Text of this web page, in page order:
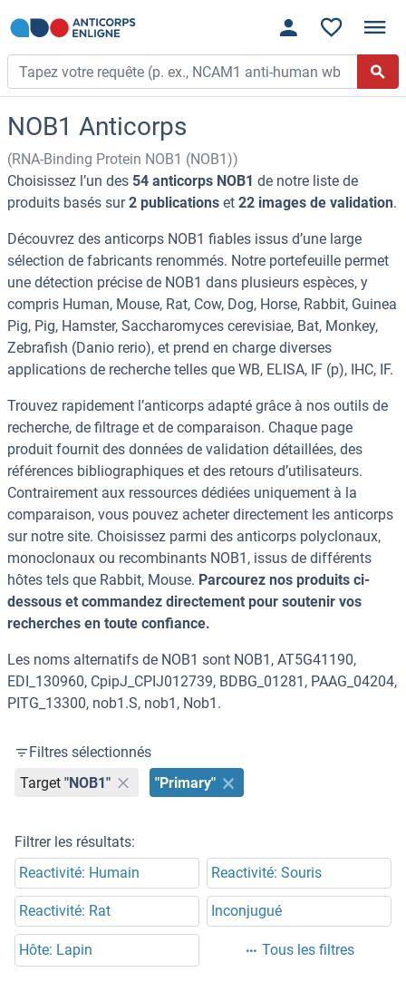
NOB1 Anticorps
(RNA-Binding Protein NOB1 (NOB1))
Choisissez l’un des 54 anticorps NOB1 de notre liste de
produits basés sur2 publications et 22 images de validation.
Découvrez des anticorps NOB1 fiables issus d’une large
sélection de fabricants renommés. Notre portefeuille permet
une détection précise de NOB1 dans plusieurs espèces, y
compris Human, Mouse, Rat, Cow, Dog, Horse, Rabbit, Guinea
Pig, Pig, Hamster, Saccharomyces cerevisiae, Bat, Monkey,
Zebrafish (Danio rerio), et prend en charge diverses
applications de recherche telles que WB, ELISA, IF (p), IHC, IF.
Trouvez rapidement l’anticorps adapté grâce à nos outils de
recherche, de filtrage et de comparaison. Chaque page
produit fournit des données de validation détaillées, des
références bibliographiques et des retours d’utilisateurs.
Contrairement aux ressources dédiées uniquement à la
comparaison, vous pouvez acheter directement les anticorps
sur notre site. Choisissez parmi des anticorps polyclonaux,
monoclonaux ou recombinants NOB1, issus de différents
hôtes tels que Rabbit, Mouse. Parcourez nos produits ci-
dessous et commandez directement pour soutenir vos
recherches en toute confiance.
Les noms alternatifs de NOB1 sont NOB1, AT5G41190,
EDI_130960, CpipJ_CPIJ012739, BDBG_01281, PAAG_04204,
PITG_13300, nob1.S, nob1, Nob1.
Filtres sélectionnés
Target "NOB1" "Primary"
Filtrer les résultats:
Reactivité: Humain
Reactivité: Souris
Reactivité: Rat Inconjugué
Hôte: Lapin Tous les filtres